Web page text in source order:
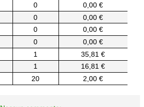
0
0,00 €
0
0,00 €
0
0,00 €
0
0,00 €
1
35,81 €
1
16,81 €
20 2,00 €